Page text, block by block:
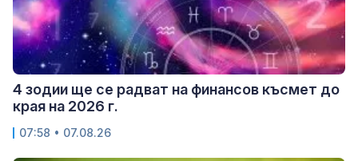
4 зодии ще се радват на финансов късмет до
края на 2026 г.
07:58 • 07.08.26